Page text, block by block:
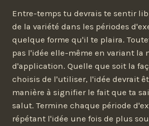
Entre-temps tu devrais te sentir
de la variété dans les périodes
quelque forme qu'il te plaira.
pas l'idée elle-même en variant la
d'application. Quelle que soit la
choisis de l'utiliser, l'idée devrait
manière à signifier le fait que ta
salut. Termine chaque période
répétant l'idée une fois de plus